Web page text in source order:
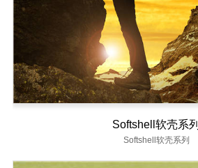
Softshell软壳系列
Softshell软壳系列